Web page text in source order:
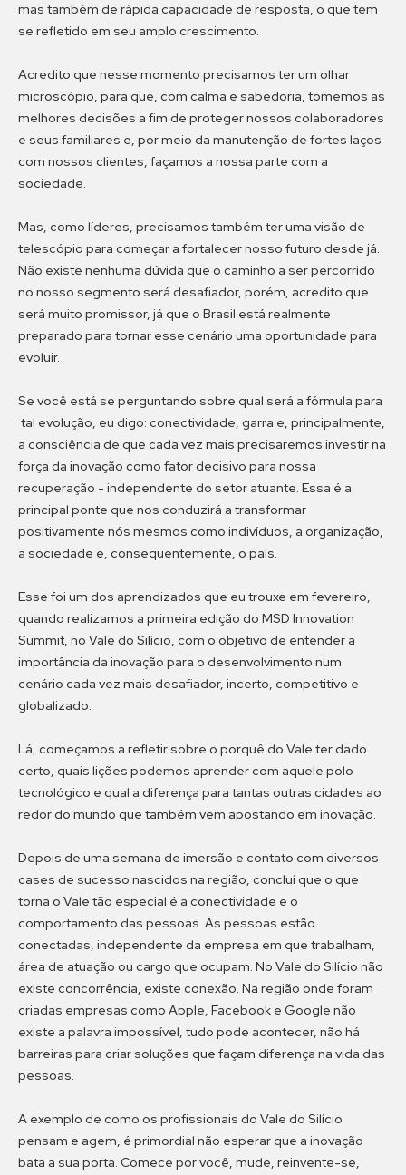
mas também de rápida capacidade de resposta, o que tem
se refletido em seu amplo crescimento.
Acredito que nesse momento precisamos ter um olhar
microscópio, para que, com calma e sabedoria, tomemos as
melhores decisões a fim de proteger nossos colaboradores
e seus familiares e, por meio da manutenção de fortes laços
com nossos clientes, façamos a nossa parte com a
sociedade.
Mas, como líderes, precisamos também ter uma visão de
telescópio para começar a fortalecer nosso futuro desde já.
Não existe nenhuma dúvida que o caminho a ser percorrido
no nosso segmento será desafiador, porém, acredito que
será muito promissor, já que o Brasil está realmente
preparado para tornar esse cenário uma oportunidade para
evoluir.
Se você está se perguntando sobre qual será a fórmula para
tal evolução, eu digo: conectividade, garra e, principalmente,
a consciência de que cada vez mais precisaremos investir na
força da inovação como fator decisivo para nossa
recuperação - independente do setor atuante. Essa é a
principal ponte que nos conduzirá a transformar
positivamente nós mesmos como indivíduos, a organização,
a sociedade e, consequentemente, o país.
Esse foi um dos aprendizados que eu trouxe em fevereiro,
quando realizamos a primeira edição do MSD Innovation
Summit, no Vale do Silício, com o objetivo de entender a
importância da inovação para o desenvolvimento num
cenário cada vez mais desafiador, incerto, competitivo e
globalizado.
Lá, começamos a refletir sobre o porquê do Vale ter dado
certo, quais lições podemos aprender com aquele polo
tecnológico e qual a diferença para tantas outras cidades ao
redor do mundo que também vem apostando em inovação.
Depois de uma semana de imersão e contato com diversos
cases de sucesso nascidos na região, concluí que o que
torna o Vale tão especial é a conectividade e o
comportamento das pessoas. As pessoas estão
conectadas, independente da empresa em que trabalham,
área de atuação ou cargo que ocupam. No Vale do Silício não
existe concorrência, existe conexão. Na região onde foram
criadas empresas como Apple, Facebook e Google não
existe a palavra impossível, tudo pode acontecer, não há
barreiras para criar soluções que façam diferença na vida das
pessoas.
A exemplo de como os profissionais do Vale do Silício
pensam e agem, é primordial não esperar que a inovação
bata a sua porta. Comece por você, mude, reinvente-se,